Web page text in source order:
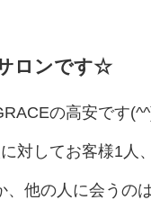
ロンです☆
の高安です
対してお客様1人
他の人に会うの